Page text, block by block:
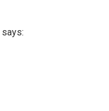
says: